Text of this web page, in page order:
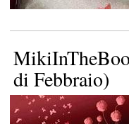
di Febbraio)